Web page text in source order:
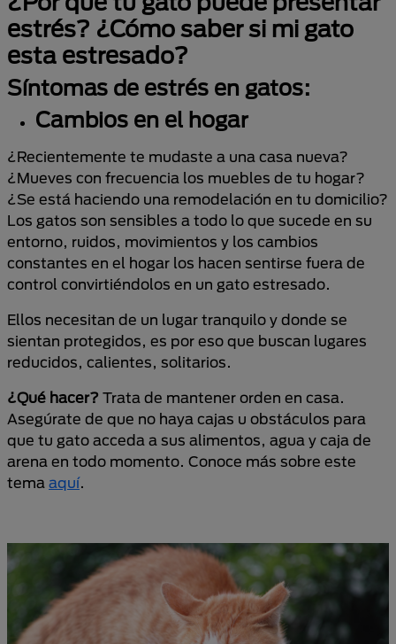
estrés? ¿Cómo saber si mi gato
esta estresado?
Síntomas de estrés en gatos:
Cambios en el hogar
¿Recientemente te mudaste a una casa nueva?
¿Mueves con frecuencia los muebles de tu hogar?
¿Se está haciendo una remodelación en tu domicilio?
Los gatos son sensibles a todo lo que sucede en su
entorno, ruidos, movimientos y los cambios
constantes en el hogar los hacen sentirse fuera de
control convirtiéndolos en un gato estresado.
Ellos necesitan de un lugar tranquilo y donde se
sientan protegidos, es por eso que buscan lugares
reducidos, calientes, solitarios.
¿Qué hacer? Trata de mantener orden en casa.
Asegúrate de que no haya cajas u obstáculos para
que tu gato acceda a sus alimentos, agua y caja de
arena en todo momento. Conoce más sobre este
tema aquí.